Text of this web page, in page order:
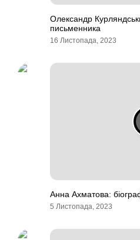
Олександр
письменника
16 Листопада, 2023
Анна Ахматова:
5 Листопада, 2023